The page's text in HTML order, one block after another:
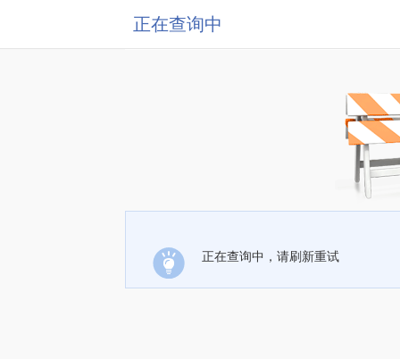
正在查询中
正在查询中，请刷新重试